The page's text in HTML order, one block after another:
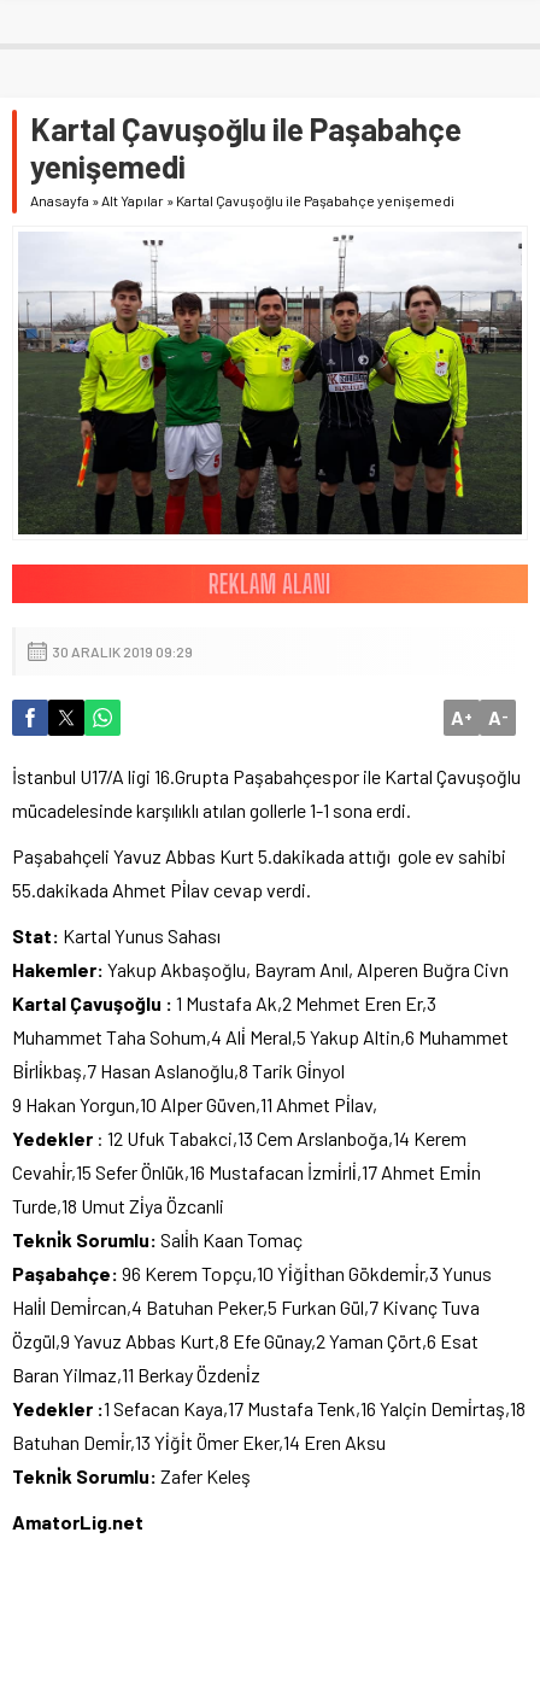
Kartal Çavuşoğlu ile Paşabahçe
yenişemedi
Anasayfa »Alt Yapılar » Kartal Çavuşoğlu ile Paşabahçe yenişemedi
30 ARALIK 2019 09:29
A+ A-
İstanbul U17/A ligi 16.Grupta Paşabahçespor ile Kartal Çavuşoğlu
mücadelesinde karşılıklı atılan gollerle 1-1 sona erdi.
Paşabahçeli Yavuz Abbas Kurt 5.dakikada attığı gole ev sahibi
55.dakikada Ahmet Pi̇lav cevap verdi.
Stat: Kartal Yunus Sahası
Hakemler: Yakup Akbaşoğlu, Bayram Anıl, Alperen Buğra Civn
Kartal Çavuşoğlu : 1 Mustafa Ak,2 Mehmet Eren Er,3
Muhammet Taha Sohum,4 Ali̇ Meral,5 Yakup Altin,6 Muhammet
Bi̇rli̇kbaş,7 Hasan Aslanoğlu,8 Tarik Gi̇nyol
9 Hakan Yorgun,10 Alper Güven,11 Ahmet Pi̇lav,
Yedekler : 12 Ufuk Tabakci,13 Cem Arslanboğa,14 Kerem
Cevahi̇r,15 Sefer Önlük,16 Mustafacan İzmi̇rli̇,17 Ahmet Emi̇n
Turde,18 Umut Zi̇ya Özcanli
Tekni̇k Sorumlu: Sali̇h Kaan Tomaç
Paşabahçe: 96 Kerem Topçu,10 Yi̇ği̇than Gökdemi̇r,3 Yunus
Hali̇l Demi̇rcan,4 Batuhan Peker,5 Furkan Gül,7 Kivanç Tuva
Özgül,9 Yavuz Abbas Kurt,8 Efe Günay,2 Yaman Çört,6 Esat
Baran Yilmaz,11 Berkay Özdeni̇z
Yedekler :1 Sefacan Kaya,17 Mustafa Tenk,16 Yalçin Demi̇rtaş,18
Batuhan Demi̇r,13 Yi̇ği̇t Ömer Eker,14 Eren Aksu
Tekni̇k Sorumlu: Zafer Keleş
AmatorLig.net